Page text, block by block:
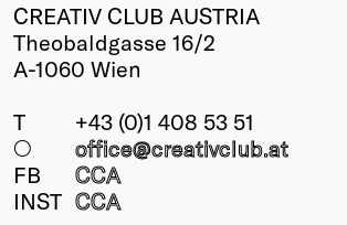
CREATIV CLUB AUSTRIA
Theobaldgasse 16/2
A-1060 Wien
T
+43 (0)1 408 53 51
○
office@creativclub.at
FB
CCA
INST CCA